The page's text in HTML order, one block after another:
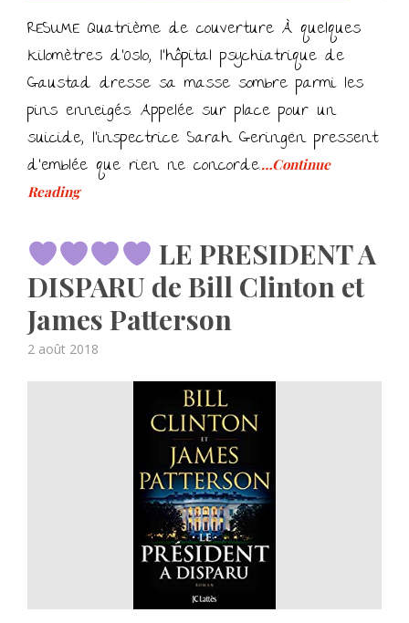
RESUME Quatrième de couverture À quelques
kilomètres d’Oslo, l’hôpital psychiatrique de
Gaustad dresse sa masse sombre parmi les
pins enneigés. Appelée sur place pour un
suicide, l’inspectrice Sarah Geringën pressent
d’emblée que rien ne concorde.…Continue
Reading
LE PRESIDENT A
DISPARU de Bill Clinton et
James Patterson
Posted
2 août 2018